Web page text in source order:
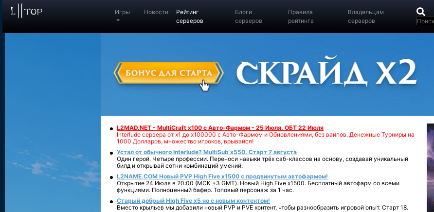
Игры Новости
Рейтинг
серверов
Блоги
серверов
Правила
рейтинга
Владельцам
серверов
L2MAD.NET - MultiCraft x100 с Авто-Фармом - 25 Июля. ОБТ 22 Июля
Interlude сервера от х1 до х100000 с Авто-Фармом и Обновлениями, без вайпов. Денежные Турниры на
1000 Долларов, множество игроков, врывайся!
Устал от обычного Interlude? MultiSub x550. Старт 7 августа
Один герой. Четыре профессии. Переноси навыки трёх саб-классов на основу, создавай уникальный
билд и открывай сотни комбинаций умений.
L2NAME.COM Новый PVP High Five x1500 с продвинутым автофармом!
Открытие 24 Июля в 20:00 (МСК +3 GMT). Новый High Five x1500. Бесплатный автофарм со всеми
функциями. Полноценный бафер. Топовый персонаж за 1 час.
Старый добрый High Five x5 но с новым контентом!
Вместо крыльев мы добавили новый PVP и PVE контент, чтобы разнообразить игровой опыт. Старт 18.